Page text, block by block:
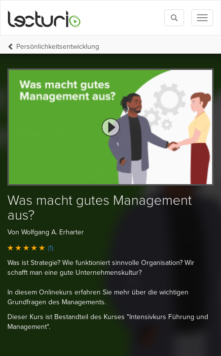
Toggle
search
Persönlichkeits­entwicklung
Was macht gutes Management
aus?
Von Wolfgang A. Erharter
(1)
Was ist Strategie? Wie funktioniert sinnvolle Organisation? Wir
schafft man eine gute Unternehmenskultur?
In diesem Onlinekurs erfahren Sie mehr über die wichtigen
Grundfragen des Managements.
Dieser Kurs ist Bestandteil des Kurses "Intensivkurs Führung und
Management".